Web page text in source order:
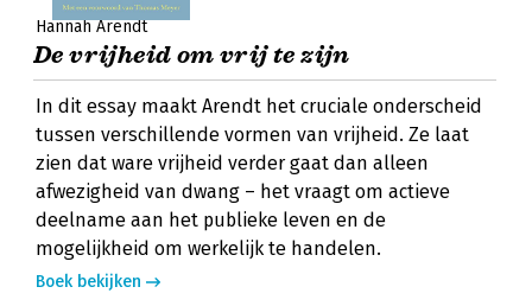
Hannah Arendt
De vrijheid om vrij te zijn
In dit essay maakt Arendt het cruciale onderscheid
tussen verschillende vormen van vrijheid. Ze laat
zien dat ware vrijheid verder gaat dan alleen
afwezigheid van dwang – het vraagt om actieve
deelname aan het publieke leven en de
mogelijkheid om werkelijk te handelen.
Boek bekijken